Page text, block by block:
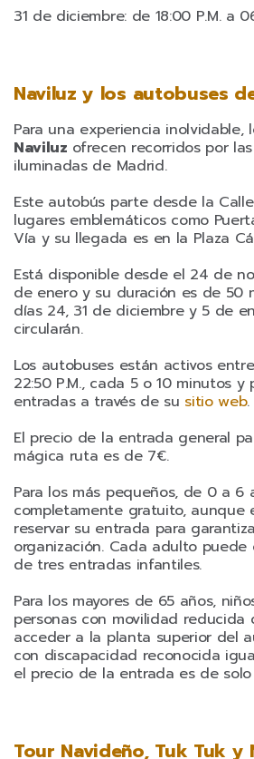
31 de diciembre: de 18:00 P.M. a
Naviluz y los autobuses
Para una experiencia inolvidable,
Naviluz ofrecen recorridos por
iluminadas de Madrid.
Este autobús parte desde la
lugares emblemáticos como
Vía y su llegada es en la Plaza
Está disponible desde el 24 de
de enero y su duración es de 50
días 24, 31 de diciembre y 5 de
circularán.
Los autobuses están activos
22:50 P.M., cada 5 o 10 minutos
entradas a través de su sitio web.
El precio de la entrada general
mágica ruta es de 7€.
Para los más pequeños, de 0 a 6
completamente gratuito, aunque
reservar su entrada para
organización. Cada adulto
de tres entradas infantiles.
Para los mayores de 65 años,
personas con movilidad reducida
acceder a la planta superior del
con discapacidad reconocida
el precio de la entrada es de
Tour Navideño, Tuk Tuk y